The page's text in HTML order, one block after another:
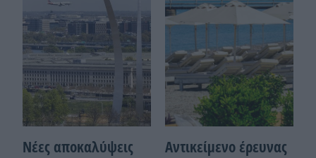
Νέες αποκαλύψεις
Αντικείμενο έρευνας